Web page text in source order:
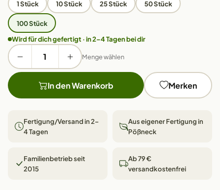
1 Stück 10 Stück 25 Stück 50 Stück
100 Stück
Wird für dich gefertigt · in 2–4 Tagen bei dir
Menge wählen
In den Warenkorb Merken
Fertigung/Versand in 2–
4 Tagen
Aus eigener Fertigung in
Pößneck
Familienbetrieb seit
2015
Ab 79 €
versandkostenfrei